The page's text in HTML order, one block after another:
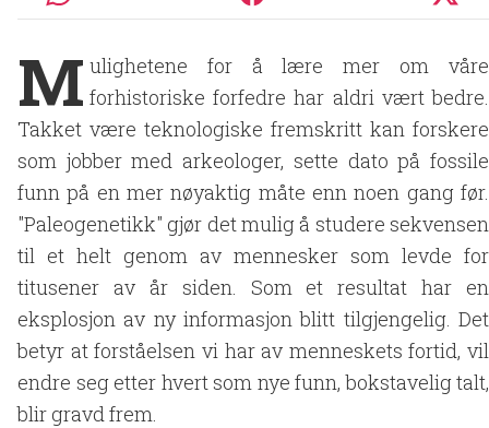
M ulighetene for å lære mer om våre
forhistoriske forfedre har aldri vært bedre.
Takket være teknologiske fremskritt kan forskere
som jobber med arkeologer, sette dato på fossile
funn på en mer nøyaktig måte enn noen gang før.
"Paleogenetikk" gjør det mulig å studere sekvensen
til et helt genom av mennesker som levde for
titusener av år siden. Som et resultat har en
eksplosjon av ny informasjon blitt tilgjengelig. Det
betyr at forståelsen vi har av menneskets fortid, vil
endre seg etter hvert som nye funn, bokstavelig talt,
blir gravd frem.